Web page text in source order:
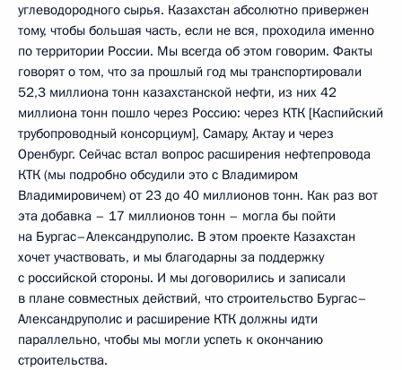
углеводородного сырья. Казахстан абсолютно привержен
тому, чтобы большая часть, если не вся, проходила именно
по территории России. Мы всегда об этом говорим. Факты
говорят о том, что за прошлый год мы транспортировали
52,3 миллиона тонн казахстанской нефти, из них 42
миллиона тонн пошло через Россию: через КТК [Каспийский
трубопроводный консорциум], Самару, Актау и через
Оренбург. Сейчас встал вопрос расширения нефтепровода
КТК (мы подробно обсудили это с Владимиром
Владимировичем) от 23 до 40 миллионов тонн. Как раз вот
эта добавка – 17 миллионов тонн – могла бы пойти
на Бургас–Александруполис. В этом проекте Казахстан
хочет участвовать, и мы благодарны за поддержку
с российской стороны. И мы договорились и записали
в плане совместных действий, что строительство Бургас–
Александруполис и расширение КТК должны идти
параллельно, чтобы мы могли успеть к окончанию
строительства.